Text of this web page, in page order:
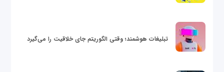
تبلیغات هوشمند؛ وقتی الگوریتم جای خلاقیت را می‌گیرد